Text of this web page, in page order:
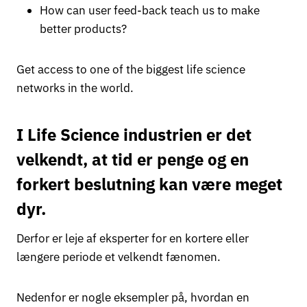
How can user feed-back teach us to make
better products?
Get access to one of the biggest life science
networks in the world.
I Life Science industrien er det
velkendt, at tid er penge og en
forkert beslutning kan være meget
dyr.
Derfor er leje af eksperter for en kortere eller
længere periode et velkendt fænomen.
Nedenfor er nogle eksempler på, hvordan en